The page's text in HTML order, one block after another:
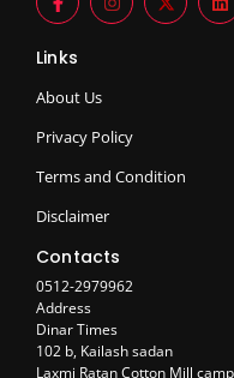
Links
About Us
Privacy Policy
Terms and Condition
Disclaimer
Contacts
0512-2979962
Address
Dinar Times
102 b, Kailash sadan
Laxmi Ratan Cotton Mill